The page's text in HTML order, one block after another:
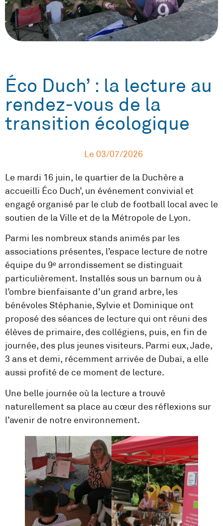
Éco Duch’ : la lecture au
rendez-vous de la
transition écologique
Le 03/07/2026
Le mardi 16 juin, le quartier de la Duchère a
accueilli Éco Duch’, un événement convivial et
engagé organisé par le club de football local avec le
soutien de la Ville et de la Métropole de Lyon.
Parmi les nombreux stands animés par les
associations présentes, l’espace lecture de notre
équipe du 9ᵉ arrondissement se distinguait
particulièrement. Installés sous un barnum ou à
l’ombre bienfaisante d’un grand arbre, les
bénévoles Stéphanie, Sylvie et Dominique ont
proposé des séances de lecture qui ont réuni des
élèves de primaire, des collégiens, puis, en fin de
journée, des plus jeunes visiteurs. Parmi eux, Jade,
3 ans et demi, récemment arrivée de Dubaï, a elle
aussi profité de ce moment de lecture.
Une belle journée où la lecture a trouvé
naturellement sa place au cœur des réflexions sur
l’avenir de notre environnement.